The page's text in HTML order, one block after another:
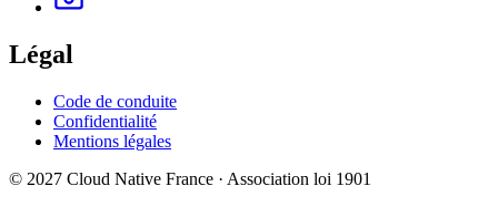
Légal
Code de conduite
Confidentialité
Mentions légales
© 2027 Cloud Native France · Association loi 1901